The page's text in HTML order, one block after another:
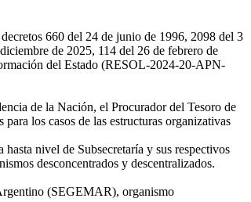
660 del 24 de junio de 1996, 2098 del 3
de 2025, 114 del 26 de febrero de
del Estado (RESOL-2024-20-APN-
de la Nación, el Procurador del Tesoro de
los casos de las estructuras organizativas
nivel de Subsecretaría y sus respectivos
desconcentrados y descentralizados.
(SEGEMAR), organismo